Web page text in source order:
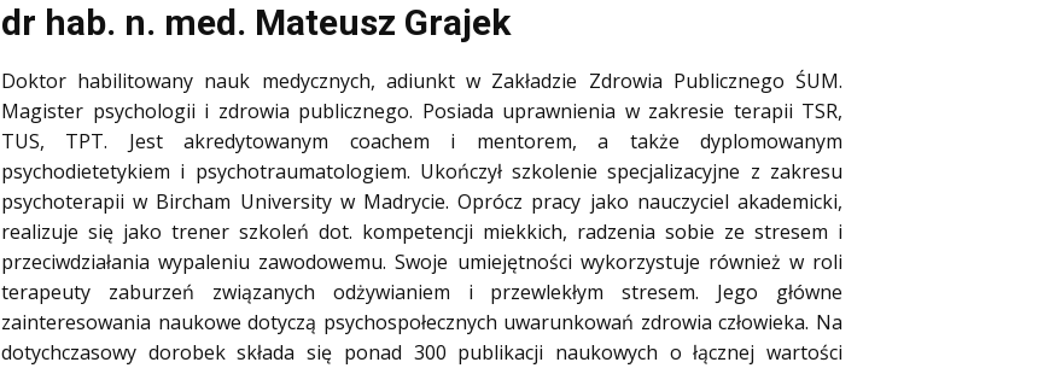
dr hab. n. med. Mateusz Grajek
Doktor habilitowany nauk medycznych, adiunkt w Zakładzie Zdrowia Publicznego ŚUM.
Magister psychologii i zdrowia publicznego. Posiada uprawnienia w zakresie terapii TSR,
TUS, TPT. Jest akredytowanym coachem i mentorem, a także dyplomowanym
psychodietetykiem i psychotraumatologiem. Ukończył szkolenie specjalizacyjne z zakresu
psychoterapii w Bircham University w Madrycie. Oprócz pracy jako nauczyciel akademicki,
realizuje się jako trener szkoleń dot. kompetencji miekkich, radzenia sobie ze stresem i
przeciwdziałania wypaleniu zawodowemu. Swoje umiejętności wykorzystuje również w roli
terapeuty zaburzeń związanych odżywianiem i przewlekłym stresem. Jego główne
zainteresowania naukowe dotyczą psychospołecznych uwarunkowań zdrowia człowieka. Na
dotychczasowy dorobek składa się ponad 300 publikacji naukowych o łącznej wartości